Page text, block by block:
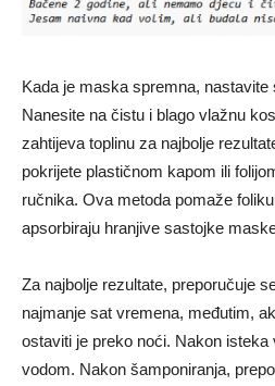
Kada je maska ​​spremna,
Nanesite na čistu i blago vlažnu
zahtijeva toplinu za najbolje
pokrijete plastičnom kapom ili
ručnika. Ova metoda pomaže
apsorbiraju hranjive sastojke
Za najbolje rezultate, preporučuje
najmanje sat vremena, međutim,
ostaviti je preko noći. Nakon isteka
vodom. Nakon šamponiranja,